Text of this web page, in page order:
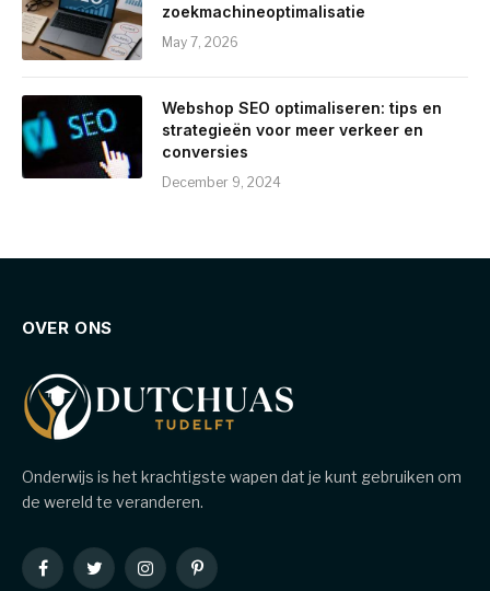
zoekmachineoptimalisatie
May 7, 2026
Webshop SEO optimaliseren: tips en
strategieën voor meer verkeer en
conversies
December 9, 2024
OVER ONS
Onderwijs is het krachtigste wapen dat je kunt gebruiken om
de wereld te veranderen.
FacebookTwitterInstagramPinterest